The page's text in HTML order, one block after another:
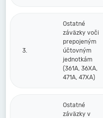
3.
Ostatné
záväzky voči
prepojeným
účtovným
jednotkám
(361A, 36XA,
471A, 47XA)
Ostatné
záväzky v